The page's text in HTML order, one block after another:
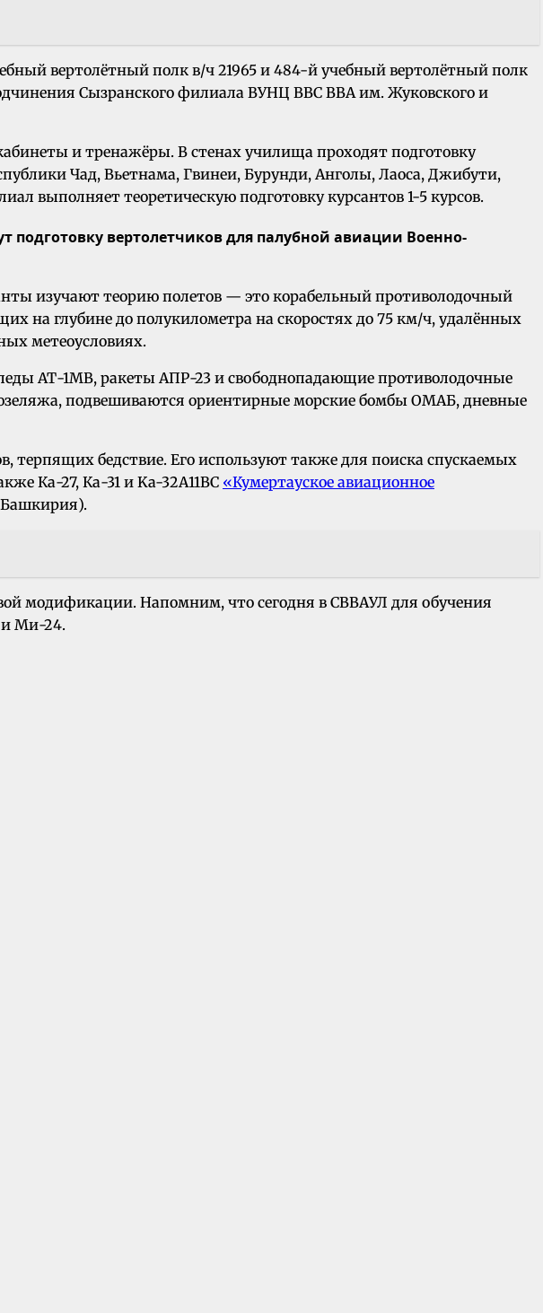
вертолётный полк в/ч 21965 и 484-й учебный вертолётный полк
Сызранского филиала ВУНЦ ВВС ВВА им. Жуковского и
и тренажёры. В стенах училища проходят подготовку
Чад, Вьетнама, Гвинеи, Бурунди, Анголы, Лаоса, Джибути,
выполняет теоретическую подготовку курсантов 1-5 курсов.
подготовку вертолетчиков для палубной авиации Военно-
изучают теорию полетов — это корабельный противолодочный
на глубине до полукилометра на скоростях до 75 км/ч, удалённых
метеоусловиях.
АТ-1МВ, ракеты АПР-23 и свободнопадающие противолодочные
подвешиваются ориентирные морские бомбы ОМАБ, дневные
терпящих бедствие. Его используют также для поиска спускаемых
Ка-27, Ка-31 и Ka-32A11BC «Кумертауское авиационное
модификации. Напомним, что сегодня в СВВАУЛ для обучения
и Ми-24.